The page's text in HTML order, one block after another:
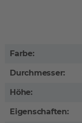
Farbe:
Durchmesser:
Höhe:
Eigenschaften: